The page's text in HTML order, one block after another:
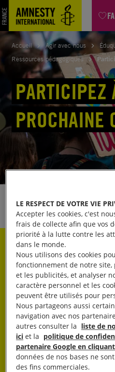
Aller
au
contenu
Accueil Agir avec nous
Ressources pédagogiques
PARTICIPEZ
PROCHAINE
Partager
Rester
Abonnez-vous à notre
LE RESPECT DE VOTRE VIE
Accepter les cookies, c'est
frais de collecte afin que vos
priorité à la lutte contre les
dans le monde.
Nous utilisons des cookies
fonctionnement de notre
et les publicités, et analyser
caractère personnel et les
peuvent être utilisés pour
Nous partageons aussi
navigation avec nos
autres consulter la liste de
ici et la politique de
partenaire Google en
données de nos bases ne
des fins commerciales.